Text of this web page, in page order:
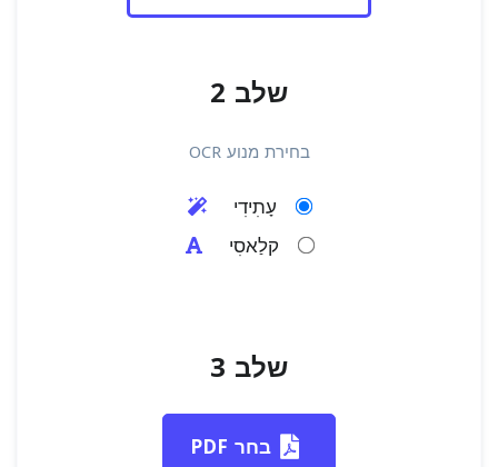
שלב 2
בחירת מנוע OCR
עָתִידִי
קלַאסִי
שלב 3
בחר PDF